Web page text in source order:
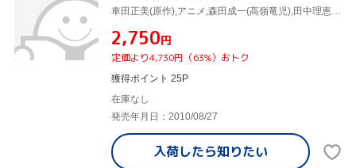
車田正美(原作),アニメ,森田成一(高嶺竜児),田中理恵(高嶺菊),荒木伸吾(キャラクターデザイン),姫野美智(キャラクターデザイン),井上栄作(キャラクターデザイン、総作画監督),上田益(音楽)
¥2,750円
定価より4,730円（63%）おトク
獲得ポイント 25P
在庫なし
発売年月日：2010/08/27
入荷したら知りたい